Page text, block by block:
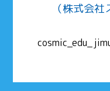
（株式会